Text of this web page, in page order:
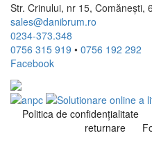
Str. Crinului, nr 15, Comănești,
sales@danibrum.ro
0234-373.348
0756 315 919 • 0756 192 292
Facebook
Politica de confidenţialitate
returnare